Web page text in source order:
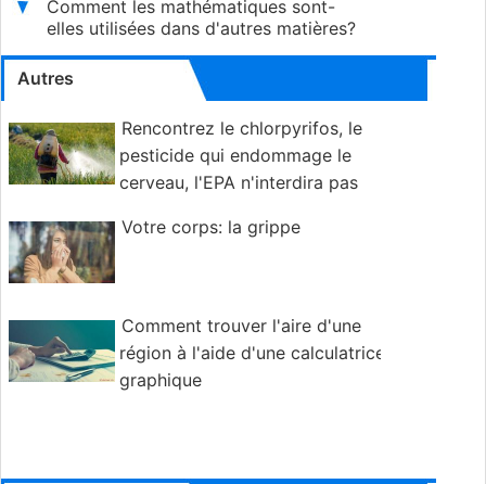
Comment les mathématiques sont-
elles utilisées dans d'autres matières?
Autres
Rencontrez le chlorpyrifos, le
pesticide qui endommage le
cerveau, l'EPA n'interdira pas
Votre corps: la grippe
Comment trouver l'aire d'une
région à l'aide d'une calculatrice
graphique